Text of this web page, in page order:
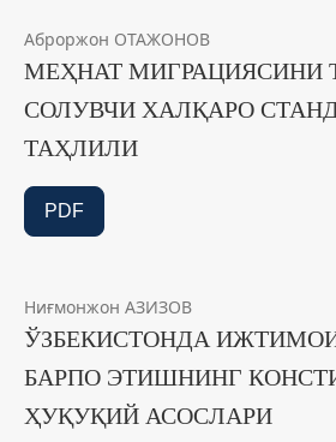
Аброржон ОТАЖОНОВ
МЕҲНАТ МИГРАЦИЯСИНИ
СОЛУВЧИ ХАЛҚАРО
ТАҲЛИЛИ
PDF
Ниғмонжон АЗИЗОВ
ЎЗБЕКИСТОНДА
БАРПО ЭТИШНИНГ
ҲУҚУҚИЙ АСОСЛАРИ